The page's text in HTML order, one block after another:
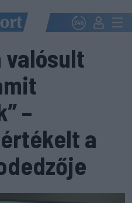
valósult
–
a